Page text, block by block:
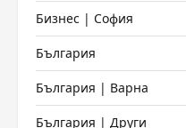
Бизнес | София
България
България | Варна
България | Други